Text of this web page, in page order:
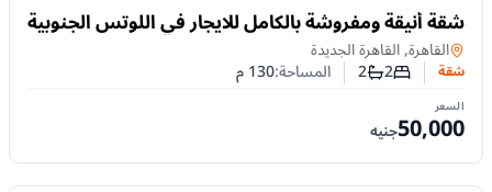
للايجار
شقة أنيقة ومفروشة بالكامل للايجار في اللوتس الجنوبية
– التجمع الخامس، القاهرة الجديده
شقةفي
القاهرة, القاهرة الجديدة
شقة عدد غرف النوم
2عدد الحمامات
2 المساحة:130م
السعر
50,000جنيه